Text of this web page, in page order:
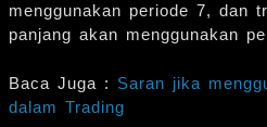
menggunakan periode 7, dan
panjang akan menggunakan
Baca Juga : Saran jika
dalam Trading